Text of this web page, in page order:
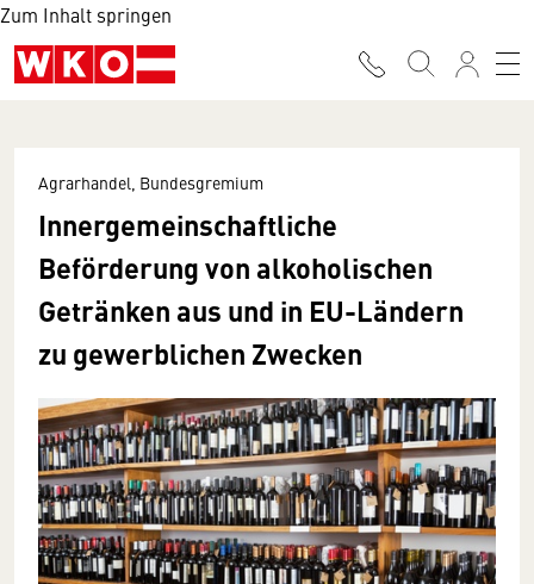
Zum Inhalt springen
Agrarhandel, Bundesgremium
Innergemeinschaftliche
Beförderung von alkoholischen
Getränken aus und in EU-Ländern
zu gewerblichen Zwecken